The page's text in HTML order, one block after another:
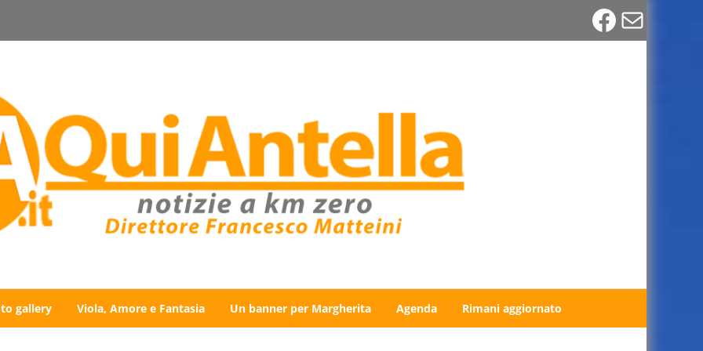
Email
gallery Viola, Amore e Fantasia Un banner per Margherita Agenda Rimani aggiornato